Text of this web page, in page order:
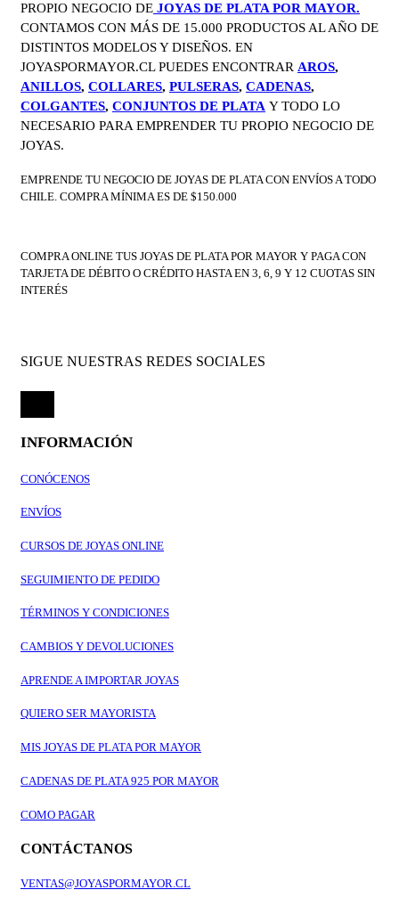
PROPIO NEGOCIO DE JOYAS DE PLATA POR MAYOR.
CONTAMOS CON MÁS DE 15.000 PRODUCTOS AL AÑO DE
DISTINTOS MODELOS Y DISEÑOS. EN
JOYASPORMAYOR.CL PUEDES ENCONTRAR AROS,
ANILLOS, COLLARES, PULSERAS, CADENAS,
COLGANTES, CONJUNTOS DE PLATA Y TODO LO
NECESARIO PARA EMPRENDER TU PROPIO NEGOCIO DE
JOYAS.
EMPRENDE TU NEGOCIO DE JOYAS DE PLATA CON ENVÍOS A TODO
CHILE. COMPRA MÍNIMA ES DE $150.000
COMPRA ONLINE TUS JOYAS DE PLATA POR MAYOR Y PAGA CON
TARJETA DE DÉBITO O CRÉDITO HASTA EN 3, 6, 9 Y 12 CUOTAS SIN
INTERÉS
SIGUE NUESTRAS REDES SOCIALES
INFORMACIÓN
CONÓCENOS
ENVÍOS
CURSOS DE JOYAS ONLINE
SEGUIMIENTO DE PEDIDO
TÉRMINOS Y CONDICIONES
CAMBIOS Y DEVOLUCIONES
APRENDE A IMPORTAR JOYAS
QUIERO SER MAYORISTA
MIS JOYAS DE PLATA POR MAYOR
CADENAS DE PLATA 925 POR MAYOR
COMO PAGAR
CONTÁCTANOS
VENTAS@JOYASPORMAYOR.CL